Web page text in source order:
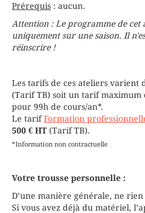
Prérequis : aucun.
Attention : Le programme de cet
uniquement sur une saison. Il
réinscrire !
Les tarifs de ces ateliers varient
(Tarif TB) soit un tarif maximum
pour 99h de cours/an*.
Le tarifFormation
500 € HT (Tarif TB).
*Information non contractuelle
Votre trousse personnelle :
D’une manière générale, ne
Si vous avez déjà du matériel,